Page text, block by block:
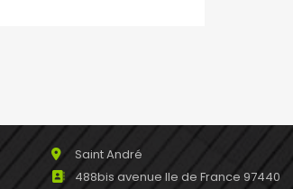
Saint André
488bis avenue Ile de France 97440